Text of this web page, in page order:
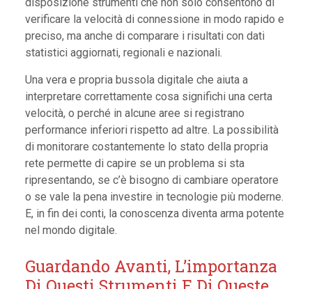
verificare la velocità di connessione in modo rapido e
preciso, ma anche di comparare i risultati con dati
statistici aggiornati, regionali e nazionali.
Una vera e propria bussola digitale che aiuta a
interpretare correttamente cosa significhi una certa
velocità, o perché in alcune aree si registrano
performance inferiori rispetto ad altre. La possibilità
di monitorare costantemente lo stato della propria
rete permette di capire se un problema si sta
ripresentando, se c’è bisogno di cambiare operatore
o se vale la pena investire in tecnologie più moderne.
E, in fin dei conti, la conoscenza diventa arma potente
nel mondo digitale.
Guardando Avanti, L’importanza